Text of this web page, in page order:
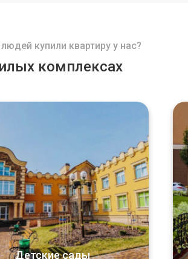
купили квартиру у нас?
комплексах
Детские сады